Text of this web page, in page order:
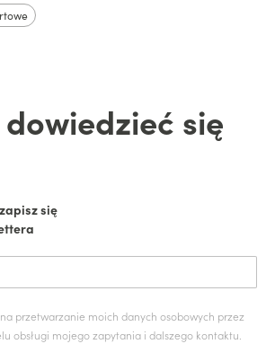
dowiedzieć się
zapisz się
przetwarzanie moich danych osobowych przez
obsługi mojego zapytania i dalszego kontaktu.